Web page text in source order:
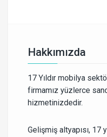
Hakkımızda
17 Yıldır mobilya
firmamız yüzlerce
hizmetinizdedir.
Gelişmiş altyapısı, 17